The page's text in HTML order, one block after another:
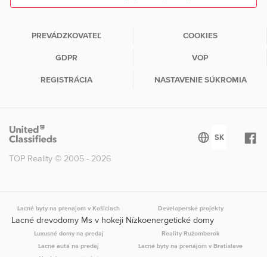
PREVÁDZKOVATEĽ COOKIES
GDPR VOP
REGISTRÁCIA NASTAVENIE SÚKROMIA
TOP Reality © 2005 - 2026
Lacné byty na prenajom v Košiciach Developerské projekty
Lacné drevodomy Ms v hokeji Nízkoenergetické domy
Luxusné domy na predaj
Reality Ružomberok
Lacné autá na predaj
Lacné byty na prenájom v Bratislave